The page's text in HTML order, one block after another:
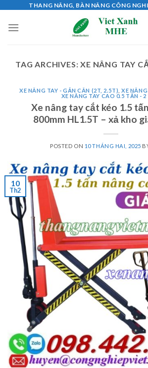
content
THANG NÂNG, BÀN NÂNG CÔNG
TAG ARCHIVES:XE NÂNG TAY
XE NÂNG TAY - GẮN CÂN (2T, 2.5T) ,XE
XE NÂNG TAY CAO 0.5 TẤN - 2
Xe nâng tay cắt kéo 1.5
800mm HL1.5T – xả kho
POSTED ON 10 THÁNG HAI, 2025
10
Th2